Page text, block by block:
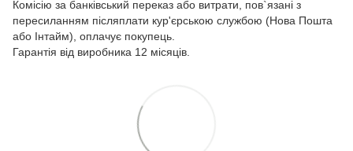
Комісію за банківський переказ або витрати, пов`язані з
пересиланням післяплати кур'єрською службою (Нова Пошта
або Інтайм), оплачує покупець.
Гарантія від виробника 12 місяців.